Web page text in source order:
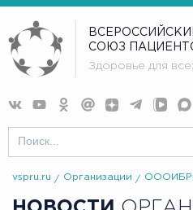
СОЮЗ
Здоровье для
vspru.ru Организации